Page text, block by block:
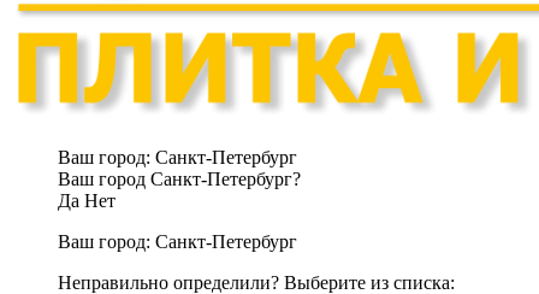
Ваш город: Санкт-Петербург
Ваш город Санкт-Петербург?
Да Нет
Ваш город: Санкт-Петербург
Неправильно определили? Выберите из списка: